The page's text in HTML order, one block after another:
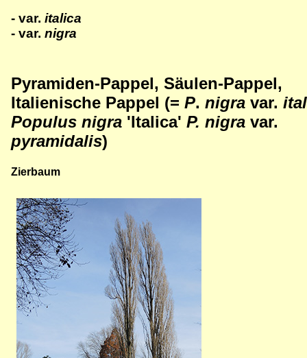
- var. italica
- var. nigra
Pyramiden-Pappel, Säulen-Pappel,
Italienische Pappel (= P. nigra var.
Populus nigra 'Italica' P. nigra var.
pyramidalis)
Zierbaum
Bild